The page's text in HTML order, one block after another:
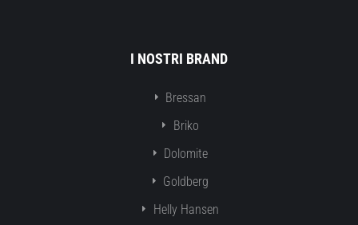
I NOSTRI BRAND
Bressan
Briko
Dolomite
Goldberg
Helly Hansen